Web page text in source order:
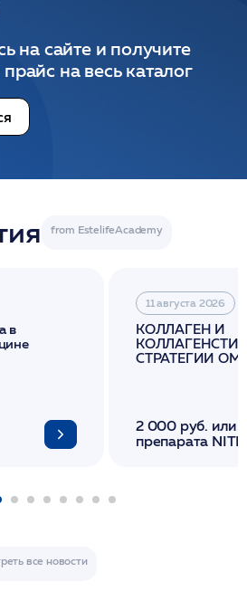
на сайте и получите
на весь каталог
в
11 августа 2026
КОЛЛАГЕН И
СТРАТЕГИИ
2 000 руб. или
препарата